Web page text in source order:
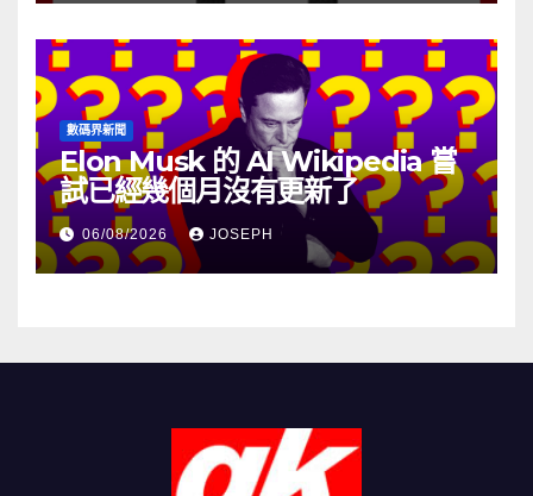
數碼界新聞
Elon Musk 的 AI Wikipedia 嘗
試已經幾個月沒有更新了
06/08/2026 JOSEPH